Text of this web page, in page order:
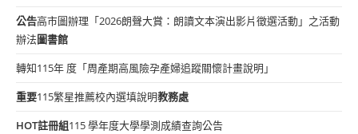
公告高市圖辦理「2026朗聲大賞：朗讀文本演出影片徵選活動」之活動
辦法圖書館
轉知115年 度「周產期高風險孕產婦追蹤關懷計畫說明」
重要115繁星推薦校內選填說明教務處
HOT註冊組115 學年度大學學測成績查詢公告